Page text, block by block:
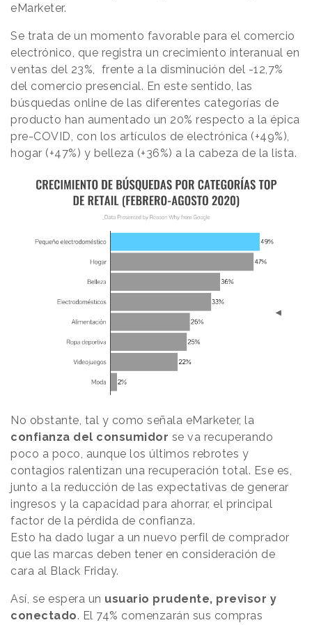
eMarketer.
Se trata de un momento favorable para el comercio
electrónico, que registra un crecimiento interanual en
ventas del 23%, frente a la disminución del -12,7%
del comercio presencial. En este sentido, las
búsquedas online de las diferentes categorías de
producto han aumentado un 20% respecto a la épica
pre-COVID, con los artículos de electrónica (+49%),
hogar (+47%) y belleza (+36%) a la cabeza de la lista.
No obstante, tal y como señala eMarketer, la
confianza del consumidor se va recuperando
poco a poco, aunque los últimos rebrotes y
contagios ralentizan una recuperación total. Ese es,
junto a la reducción de las expectativas de generar
ingresos y la capacidad para ahorrar, el principal
factor de la pérdida de confianza.
Esto ha dado lugar a un nuevo perfil de comprador
que las marcas deben tener en consideración de
cara al Black Friday.
Así, se espera un usuario prudente, previsor y
conectado. El 74% comenzarán sus compras